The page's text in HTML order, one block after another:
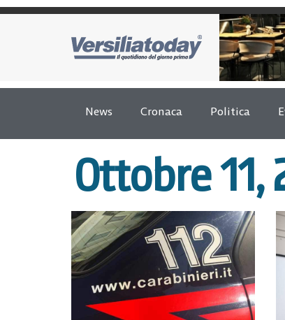
News Cronaca Politica
Ottobre 11,